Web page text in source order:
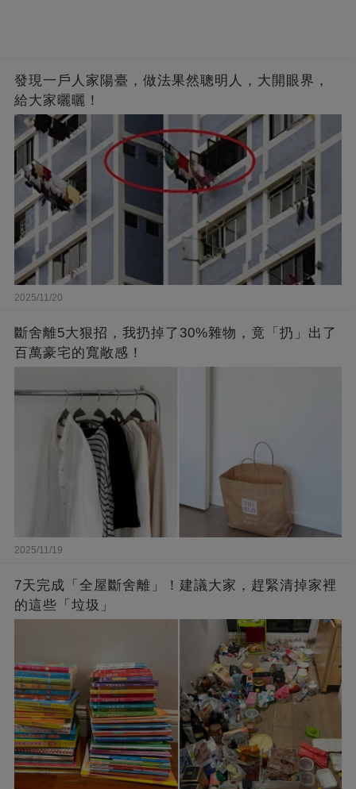
發現一戶人家陽臺，做法果然聰明人，大開眼界，
給大家曬曬！
2025/11/20
斷舍離5大狠招，我扔掉了30%雜物，竟「扔」出了
百萬豪宅的寬敞感！
2025/11/19
7天完成「全屋斷舍離」！建議大家，趕緊清掉家裡
的這些「垃圾」